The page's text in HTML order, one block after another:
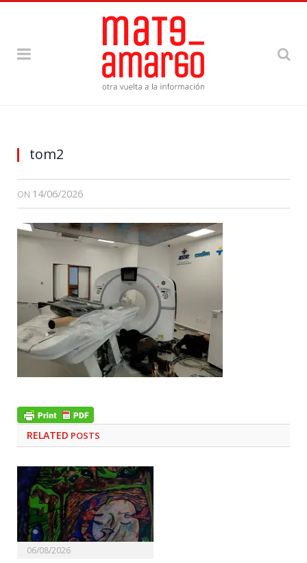
tom2
ON 14/06/2026
RELATED POSTS
06/08/2026